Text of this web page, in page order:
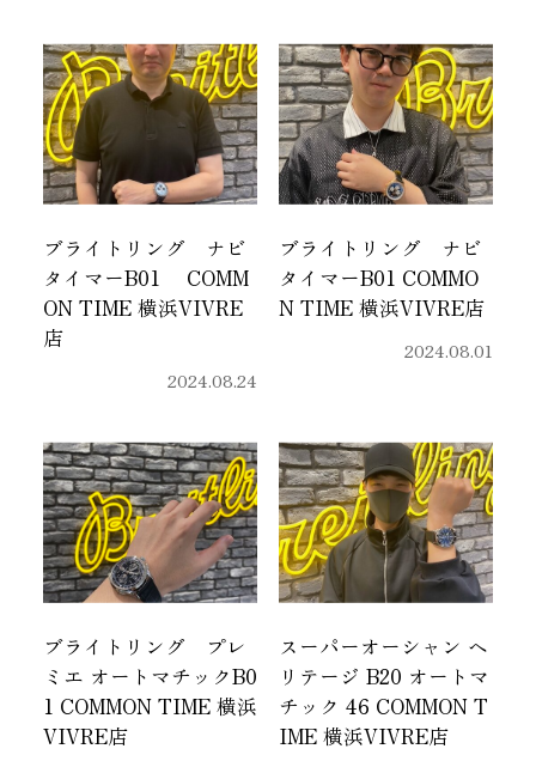
ブライトリング ナビ
タイマーB01 COMM
ON TIME 横浜VIVRE
店
2024.08.24
ブライトリング ナビ
タイマーB01 COMMO
N TIME 横浜VIVRE店
2024.08.01
ブライトリング プレ
ミエ オートマチックB0
1 COMMON TIME 横浜
VIVRE店
スーパーオーシャン ヘ
リテージ B20 オートマ
チック 46 COMMON T
IME 横浜VIVRE店